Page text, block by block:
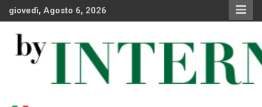
Skipgiovedì, Agosto 6, 2026